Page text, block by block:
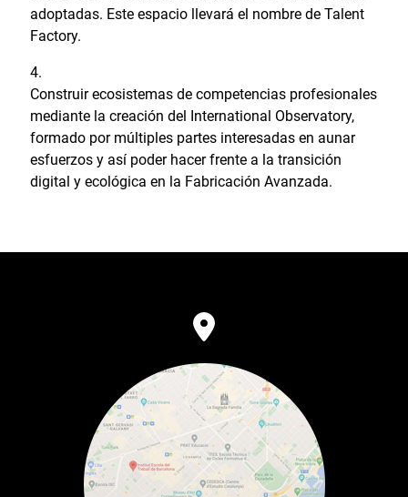
adoptadas. Este espacio llevará el nombre de Talent
Factory.
Construir ecosistemas de competencias profesionales
mediante la creación del International Observatory,
formado por múltiples partes interesadas en aunar
esfuerzos y así poder hacer frente a la transición
digital y ecológica en la Fabricación Avanzada.